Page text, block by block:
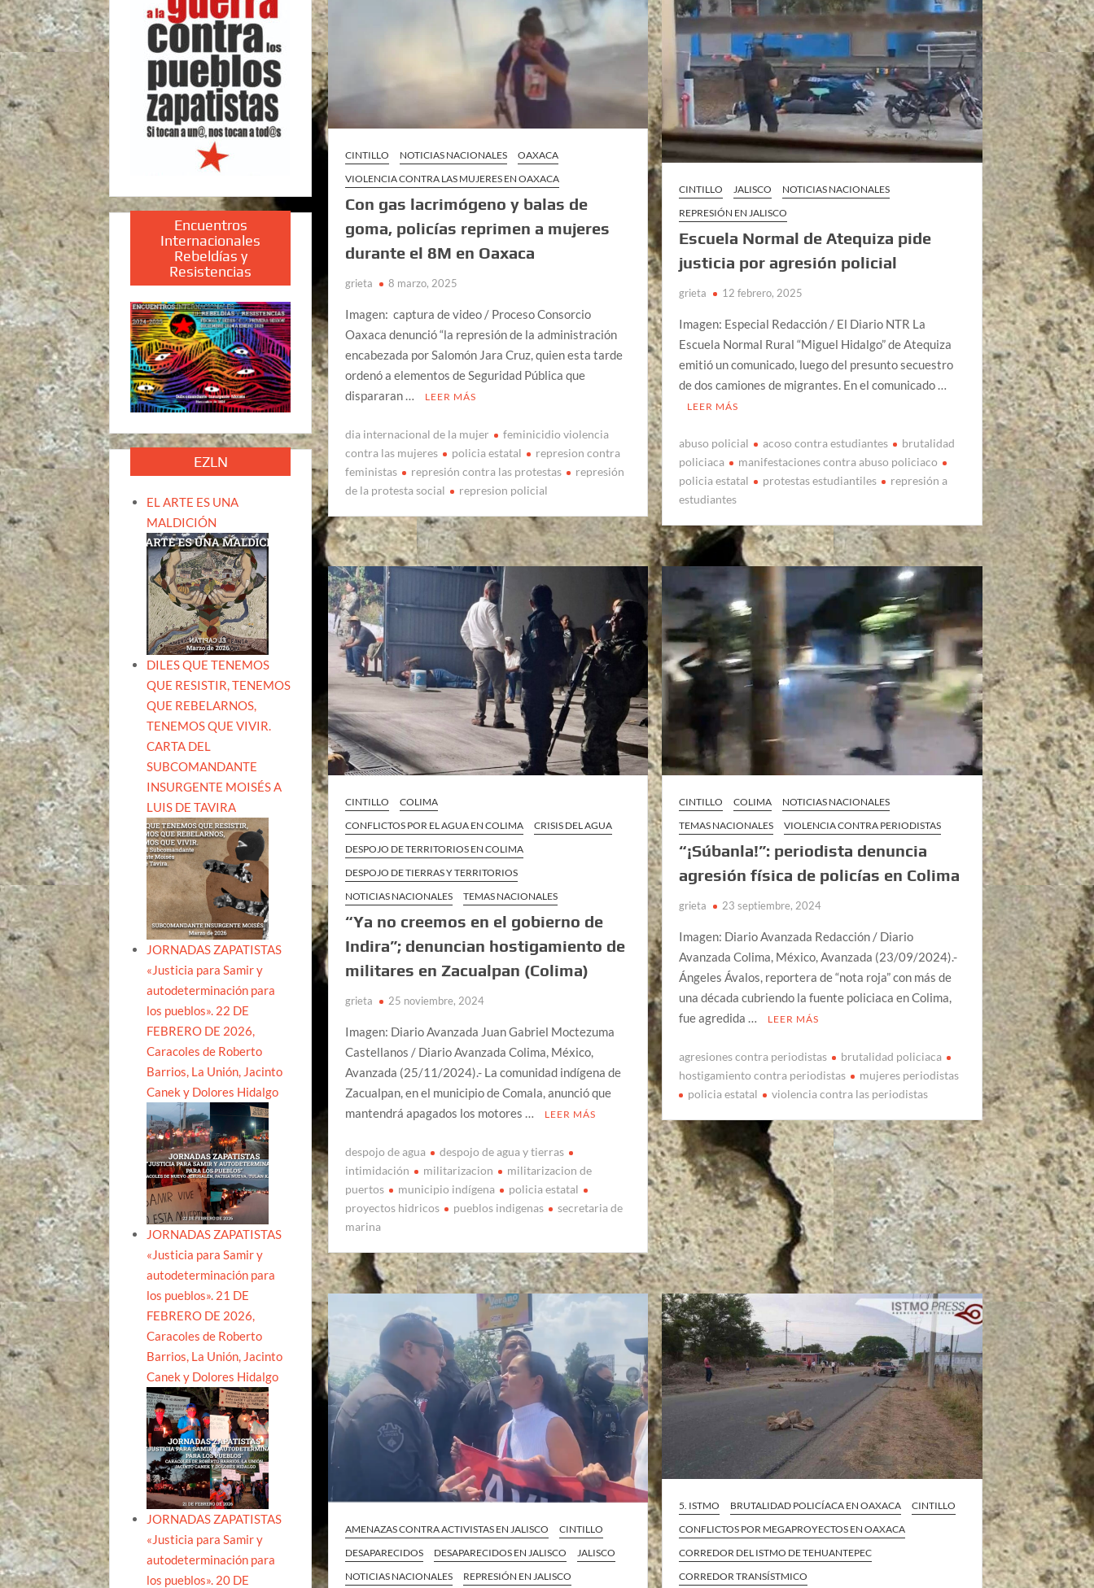
CINTILLO NOTICIAS NACIONALES
OAXACA
VIOLENCIA CONTRA LAS MUJERES EN OAXACA
Con gas lacrimógeno y balas de
goma, policías reprimen a mujeres
durante el 8M en Oaxaca
grieta 8 marzo, 2025
Imagen: captura de video / Proceso Consorcio
Oaxaca denunció “la represión de la administración
encabezada por Salomón Jara Cruz, quien esta tarde
ordenó a elementos de Seguridad Pública que
dispararan …
LEER MÁS
dia internacional de la mujer
feminicidio violencia
contra las mujeres
policia estatal
represion contra
feministas
represión contra las protestas
represión
de la protesta social
represion policial
CINTILLO JALISCO
NOTICIAS NACIONALES
REPRESIÓN EN JALISCO
Escuela Normal de Atequiza pide
justicia por agresión policial
grieta 12 febrero, 2025
Imagen: Especial Redacción / El Diario NTR La
Escuela Normal Rural “Miguel Hidalgo” de Atequiza
emitió un comunicado, luego del presunto secuestro
de dos camiones de migrantes. En el comunicado …
LEER MÁS
abuso policial acoso contra estudiantes
brutalidad
policiaca
manifestaciones contra abuso policiaco
policia estatal
protestas estudiantiles
represión a
estudiantes
CINTILLO
COLIMA
CONFLICTOS POR EL AGUA EN COLIMA
CRISIS DEL AGUA
DESPOJO DE TERRITORIOS EN COLIMA
DESPOJO DE TIERRAS Y TERRITORIOS
NOTICIAS NACIONALES
TEMAS NACIONALES
“Ya no creemos en el gobierno de
Indira”; denuncian hostigamiento de
militares en Zacualpan (Colima)
grieta 25 noviembre, 2024
Imagen: Diario Avanzada Juan Gabriel Moctezuma
Castellanos / Diario Avanzada Colima, México,
Avanzada (25/11/2024).- La comunidad indígena de
Zacualpan, en el municipio de Comala, anunció que
mantendrá apagados los motores …
LEER MÁS
despojo de agua
despojo de agua y tierras
intimidación
militarizacion
militarizacion de
puertos
municipio indígena
policia estatal
proyectos hidricos
pueblos indigenas
secretaria de
marina
CINTILLO COLIMA
NOTICIAS NACIONALES
TEMAS NACIONALES
VIOLENCIA CONTRA PERIODISTAS
“¡Súbanla!”: periodista denuncia
agresión física de policías en Colima
grieta 23 septiembre, 2024
Imagen: Diario Avanzada Redacción / Diario
Avanzada Colima, México, Avanzada (23/09/2024).-
Ángeles Ávalos, reportera de “nota roja” con más de
una década cubriendo la fuente policiaca en Colima,
fue agredida …
LEER MÁS
agresiones contra periodistas
brutalidad policiaca
hostigamiento contra periodistas
mujeres periodistas
policia estatal
violencia contra las periodistas
AMENAZAS CONTRA ACTIVISTAS EN JALISCO
CINTILLO
DESAPARECIDOS
DESAPARECIDOS EN JALISCO
JALISCO
NOTICIAS NACIONALES
REPRESIÓN EN JALISCO
5. ISTMO BRUTALIDAD POLICÍACA EN OAXACA
CINTILLO
CONFLICTOS POR MEGAPROYECTOS EN OAXACA
CORREDOR DEL ISTMO DE TEHUANTEPEC
CORREDOR TRANSÍSTMICO
Encuentros
Internacionales
Rebeldías y
Resistencias
EZLN
EL ARTE ES UNA
MALDICIÓN
DILES QUE TENEMOS
QUE RESISTIR, TENEMOS
QUE REBELARNOS,
TENEMOS QUE VIVIR.
CARTA DEL
SUBCOMANDANTE
INSURGENTE MOISÉS A
LUIS DE TAVIRA
JORNADAS ZAPATISTAS
«Justicia para Samir y
autodeterminación para
los pueblos». 22 DE
FEBRERO DE 2026,
Caracoles de Roberto
Barrios, La Unión, Jacinto
Canek y Dolores Hidalgo
JORNADAS ZAPATISTAS
«Justicia para Samir y
autodeterminación para
los pueblos». 21 DE
FEBRERO DE 2026,
Caracoles de Roberto
Barrios, La Unión, Jacinto
Canek y Dolores Hidalgo
JORNADAS ZAPATISTAS
«Justicia para Samir y
autodeterminación para
los pueblos». 20 DE